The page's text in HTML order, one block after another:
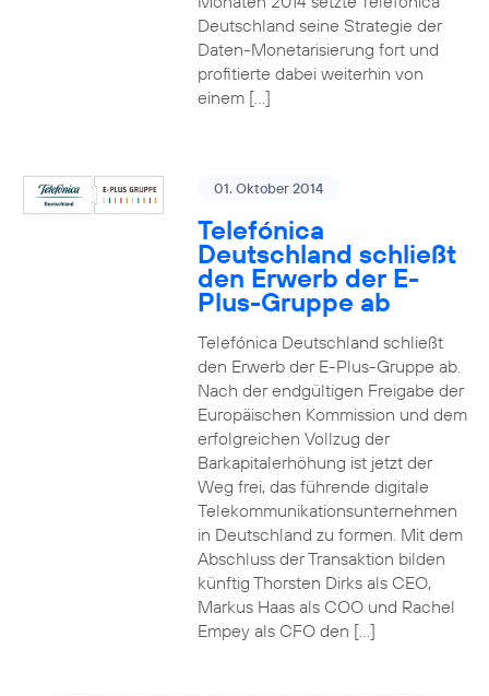
Deutschland seine Strategie der
Daten-Monetarisierung fort und
profitierte dabei weiterhin von
einem […]
01. Oktober 2014
Telefónica
Deutschland schließt
den Erwerb der E-
Plus-Gruppe ab
Telefónica Deutschland schließt
den Erwerb der E-Plus-Gruppe ab.
Nach der endgültigen Freigabe der
Europäischen Kommission und dem
erfolgreichen Vollzug der
Barkapitalerhöhung ist jetzt der
Weg frei, das führende digitale
Telekommunikationsunternehmen
in Deutschland zu formen. Mit dem
Abschluss der Transaktion bilden
künftig Thorsten Dirks als CEO,
Markus Haas als COO und Rachel
Empey als CFO den […]